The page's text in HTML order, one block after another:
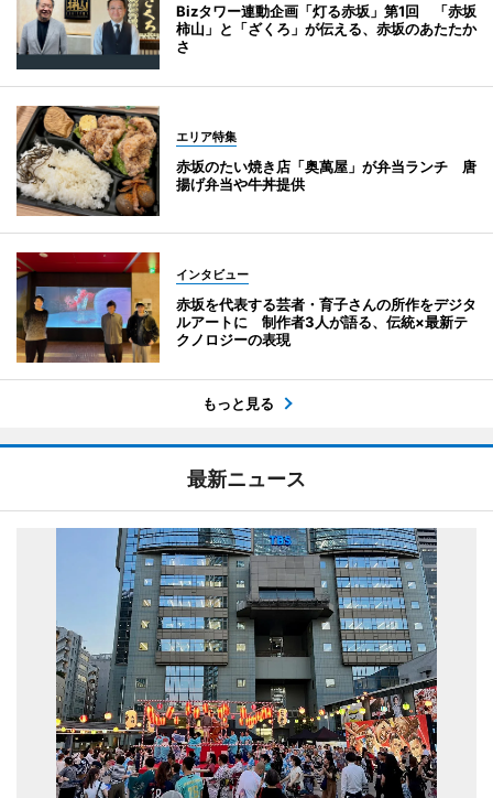
Bizタワー連動企画「灯る赤坂」第1回 「赤坂
柿山」と「ざくろ」が伝える、赤坂のあたたか
さ
エリア特集
赤坂のたい焼き店「奥萬屋」が弁当ランチ 唐
揚げ弁当や牛丼提供
インタビュー
赤坂を代表する芸者・育子さんの所作をデジタ
ルアートに 制作者3人が語る、伝統×最新テ
クノロジーの表現
もっと見る
最新ニュース